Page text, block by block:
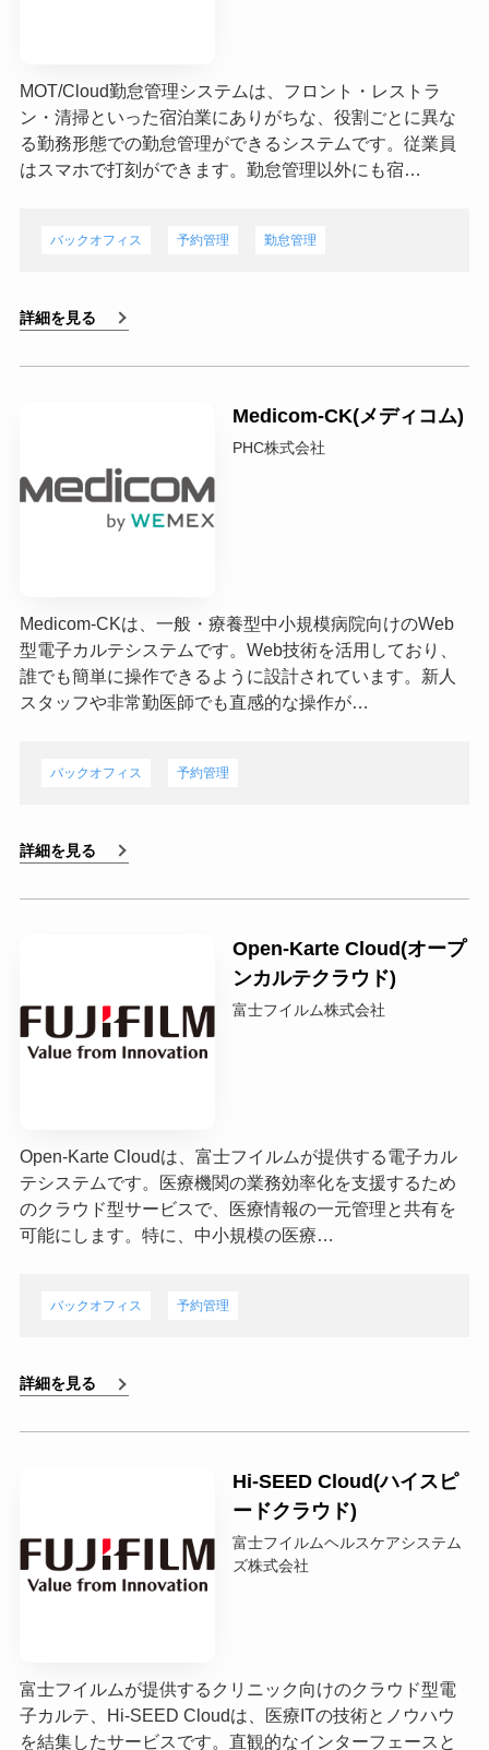
MOT/Cloud勤怠管理システムは、フロント・レストラ
ン・清掃といった宿泊業にありがちな、役割ごとに異な
る勤務形態での勤怠管理ができるシステムです。従業員
はスマホで打刻ができます。勤怠管理以外にも宿…
バックオフィス 予約管理 勤怠管理
詳細を見る
Medicom-CK(メディコム)
PHC株式会社
Medicom-CKは、一般・療養型中小規模病院向けのWeb
型電子カルテシステムです。Web技術を活用しており、
誰でも簡単に操作できるように設計されています。新人
スタッフや非常勤医師でも直感的な操作が…
バックオフィス 予約管理
詳細を見る
Open-Karte Cloud(オープ
ンカルテクラウド)
富士フイルム株式会社
Open-Karte Cloudは、富士フイルムが提供する電子カル
テシステムです。医療機関の業務効率化を支援するため
のクラウド型サービスで、医療情報の一元管理と共有を
可能にします。特に、中小規模の医療…
バックオフィス 予約管理
詳細を見る
Hi-SEED Cloud(ハイスピ
ードクラウド)
富士フイルムヘルスケアシステム
ズ株式会社
富士フイルムが提供するクリニック向けのクラウド型電
子カルテ、Hi-SEED Cloudは、医療ITの技術とノウハウ
を結集したサービスです。直観的なインターフェースと